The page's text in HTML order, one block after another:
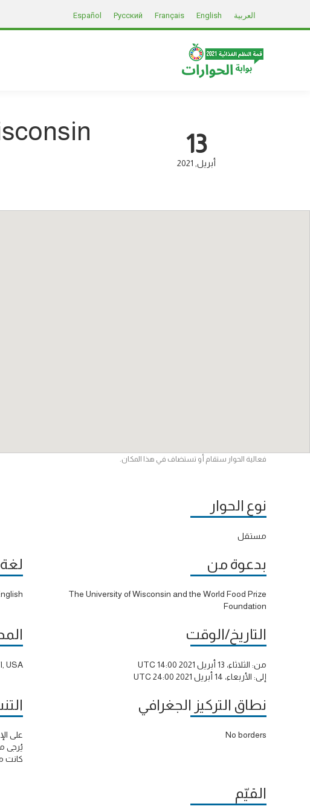
العربية English
Français
Русский
Español
13
أبريل 2021
فعالية الحوار ستقام أو تستضاف في هذا المكان.
نوع الحوار
مستقل
بدعوة من
The University of Wisconsin and the World Food Prize
Foundation
لغة
التاريخ/الوقت
من: الثلاثاء، 13 أبريل 2021 14:00 UTC
إلى: الأربعاء، 14 أبريل 2021 24:00 UTC
USA
نطاق التركيز الجغرافي
No borders
على
يُرجى
كانت
القيّم